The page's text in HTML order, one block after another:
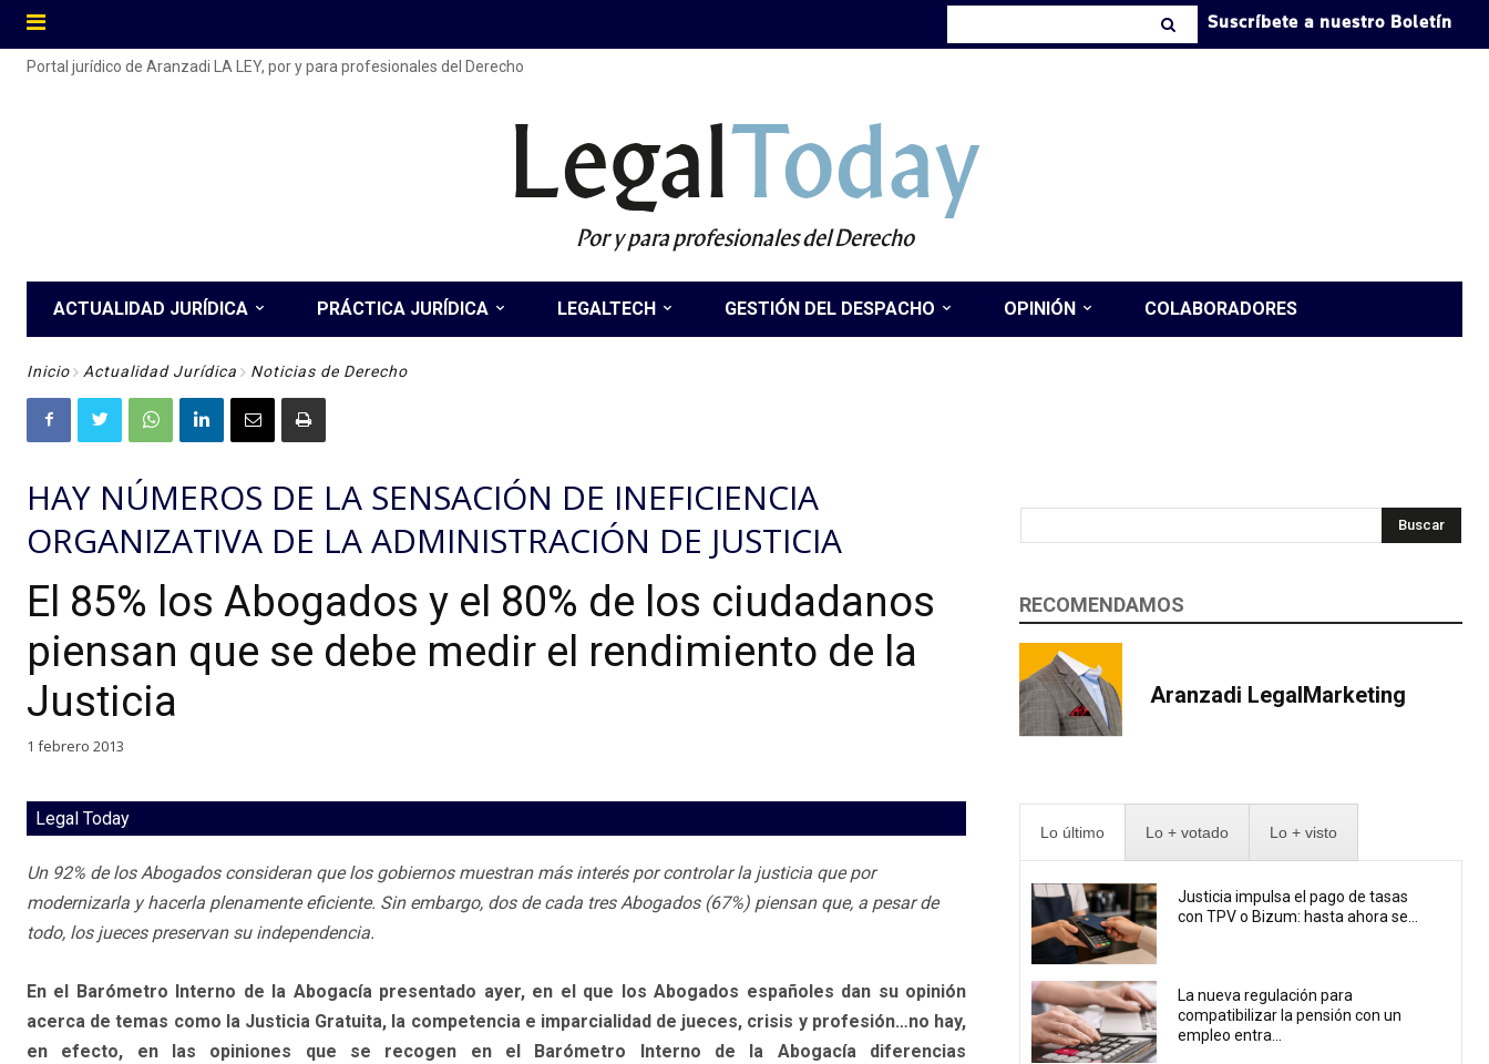
Suscríbete a nuestro Boletín
Portal jurídico de Aranzadi LA LEY, por y para profesionales del Derecho
LegalToday
Por y para profesionales del Derecho
ACTUALIDAD JURÍDICA PRÁCTICA JURÍDICA LEGALTECH GESTIÓN DEL DESPACHO OPINIÓN COLABORADORES
Inicio Actualidad Jurídica Noticias de Derecho
HAY NÚMEROS DE LA SENSACIÓN DE INEFICIENCIA
ORGANIZATIVA DE LA ADMINISTRACIÓN DE JUSTICIA
El 85% los Abogados y el 80% de los ciudadanos
piensan que se debe medir el rendimiento de la
Justicia
1 febrero 2013
Legal Today
Un 92% de los Abogados consideran que los gobiernos muestran más interés por controlar la justicia que por
modernizarla y hacerla plenamente eficiente. Sin embargo, dos de cada tres Abogados (67%) piensan que, a pesar de
todo, los jueces preservan su independencia.
En el Barómetro Interno de la Abogacía presentado ayer, en el que los Abogados españoles dan su opinión
acerca de temas como la Justicia Gratuita, la competencia e imparcialidad de jueces, crisis y profesión…no hay,
en efecto, en las opiniones que se recogen en el Barómetro Interno de la Abogacía diferencias
Buscar
RECOMENDAMOS
Aranzadi LegalMarketing
Lo último Lo + votado Lo + visto
Justicia impulsa el pago de tasas
con TPV o Bizum: hasta ahora se...
La nueva regulación para
compatibilizar la pensión con un
empleo entra...